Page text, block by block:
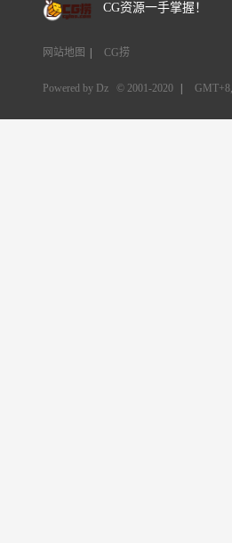
CG资源一手掌握！
网站地图 CG捞
Powered by Dz © 2001-2020